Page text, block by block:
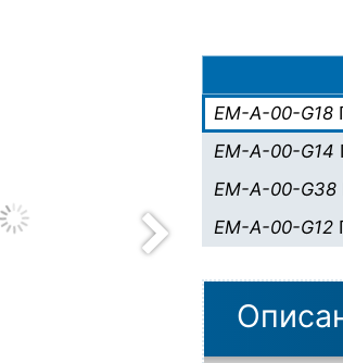
EM-A-00-G18
EM-A-00-G14
EM-A-00-G38
EM-A-00-G12